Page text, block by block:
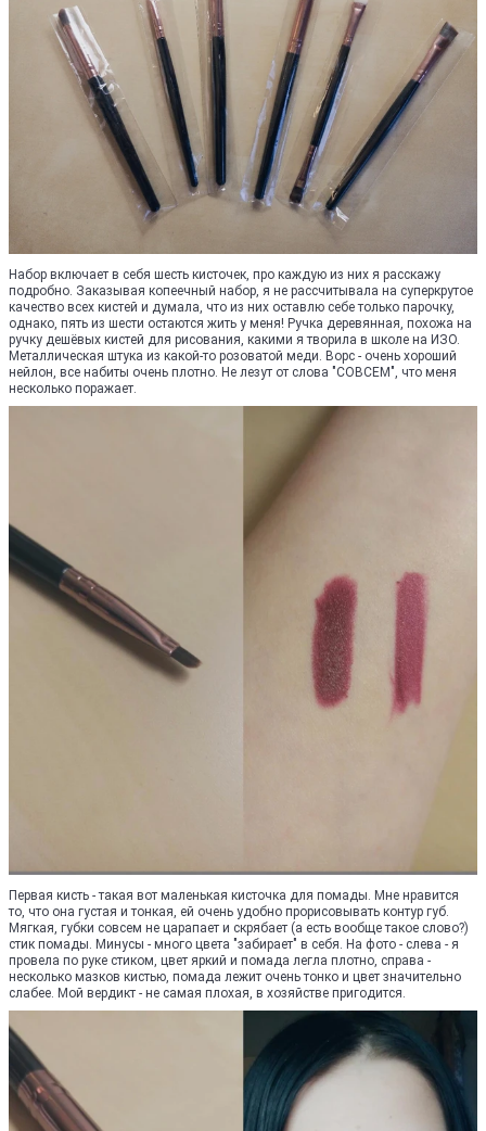
Набор включает в себя шесть кисточек, про каждую из них я расскажу
подробно. Заказывая копеечный набор, я не рассчитывала на суперкрутое
качество всех кистей и думала, что из них оставлю себе только парочку,
однако, пять из шести остаются жить у меня! Ручка деревянная, похожа на
ручку дешёвых кистей для рисования, какими я творила в школе на ИЗО.
Металлическая штука из какой-то розоватой меди. Ворс - очень хороший
нейлон, все набиты очень плотно. Не лезут от слова "СОВСЕМ", что меня
несколько поражает.
Первая кисть - такая вот маленькая кисточка для помады. Мне нравится
то, что она густая и тонкая, ей очень удобно прорисовывать контур губ.
Мягкая, губки совсем не царапает и скрябает (а есть вообще такое слово?)
стик помады. Минусы - много цвета "забирает" в себя. На фото - слева - я
провела по руке стиком, цвет яркий и помада легла плотно, справа -
несколько мазков кистью, помада лежит очень тонко и цвет значительно
слабее. Мой вердикт - не самая плохая, в хозяйстве пригодится.